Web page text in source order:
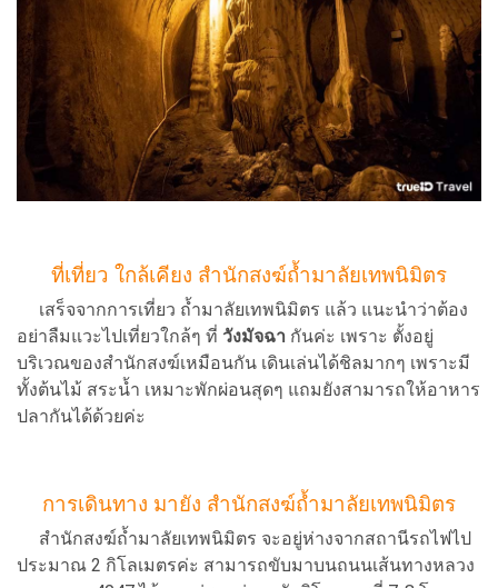
ที่เที่ยว ใกล้เคียง สำนักสงฆ์ถ้ำมาลัยเทพนิมิตร
เสร็จจากการเที่ยว ถ้ำมาลัยเทพนิมิตร แล้ว แนะนำว่าต้อง
อย่าลืมแวะไปเที่ยวใกล้ๆ ที่ วังมัจฉา กันค่ะ เพราะ ตั้งอยู่
บริเวณของสำนักสงฆ์เหมือนกัน เดินเล่นได้ชิลมากๆ เพราะมี
ทั้งต้นไม้ สระน้ำ เหมาะพักผ่อนสุดๆ แถมยังสามารถให้อาหาร
ปลากันได้ด้วยค่ะ
การเดินทาง มายัง สำนักสงฆ์ถ้ำมาลัยเทพนิมิตร
สำนักสงฆ์ถ้ำมาลัยเทพนิมิตร จะอยู่ห่างจากสถานีรถไฟไป
ประมาณ 2 กิโลเมตรค่ะ สามารถขับมาบนถนนเส้นทางหลวง